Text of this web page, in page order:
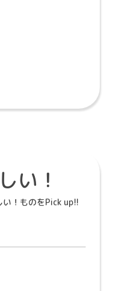
い！
い！ものをPick up!!